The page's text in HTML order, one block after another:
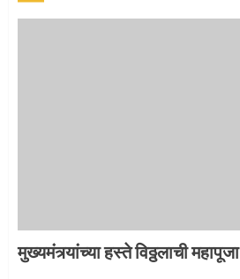
मुख्यमंत्र्यांच्या हस्ते विठ्ठलाची महापूजा